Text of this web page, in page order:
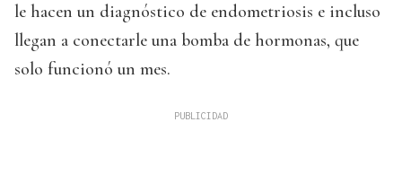
le hacen un diagnóstico de endometriosis e incluso
llegan a conectarle una bomba de hormonas, que
solo funcionó un mes.